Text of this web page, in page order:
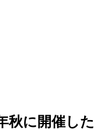
秋に開催した